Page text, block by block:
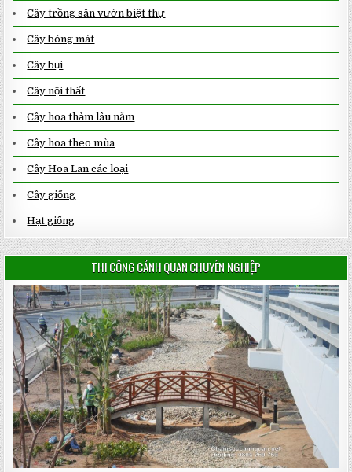
Cây trồng sân vườn biệt thự
Cây bóng mát
Cây bụi
Cây nội thất
Cây hoa thảm lâu năm
Cây hoa theo mùa
Cây Hoa Lan các loại
Cây giống
Hạt giống
THI CÔNG CẢNH QUAN CHUYÊN NGHIỆP